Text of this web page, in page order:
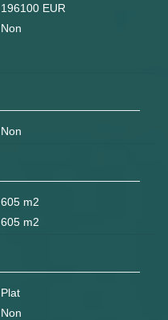
196100 EUR
Non
Non
605 m2
605 m2
Plat
Non